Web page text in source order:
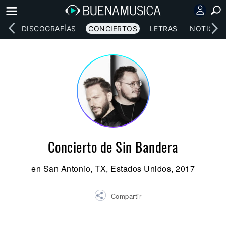
DISCOGRAFÍAS CONCIERTOS LETRAS NOTICIAS
Concierto de Sin Bandera
en San Antonio, TX, Estados Unidos, 2017
Compartir